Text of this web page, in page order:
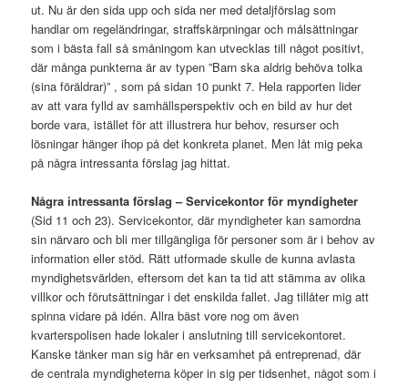
ut. Nu är den sida upp och sida ner med detaljförslag som
handlar om regeländringar, straffskärpningar och målsättningar
som i bästa fall så småningom kan utvecklas till något positivt,
där många punkterna är av typen ”Barn ska aldrig behöva tolka
(sina föräldrar)” , som på sidan 10 punkt 7. Hela rapporten lider
av att vara fylld av samhällsperspektiv och en bild av hur det
borde vara, istället för att illustrera hur behov, resurser och
lösningar hänger ihop på det konkreta planet. Men låt mig peka
på några intressanta förslag jag hittat.
Några intressanta förslag – Servicekontor för myndigheter
(Sid 11 och 23). Servicekontor, där myndigheter kan samordna
sin närvaro och bli mer tillgängliga för personer som är i behov av
information eller stöd. Rätt utformade skulle de kunna avlasta
myndighetsvärlden, eftersom det kan ta tid att stämma av olika
villkor och förutsättningar i det enskilda fallet. Jag tillåter mig att
spinna vidare på idén. Allra bäst vore nog om även
kvarterspolisen hade lokaler i anslutning till servicekontoret.
Kanske tänker man sig här en verksamhet på entreprenad, där
de centrala myndigheterna köper in sig per tidsenhet, något som i